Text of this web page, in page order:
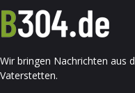
Wir bringen Nachrichten aus
Vaterstetten.